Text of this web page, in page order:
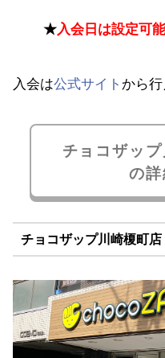
★入会日は設定可能
入会は公式サイト から行
チョコザッ
の
チョコザップ川崎榎町店